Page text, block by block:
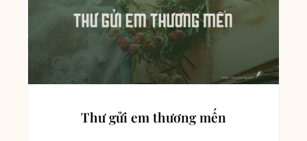
Thư gửi em thương mến